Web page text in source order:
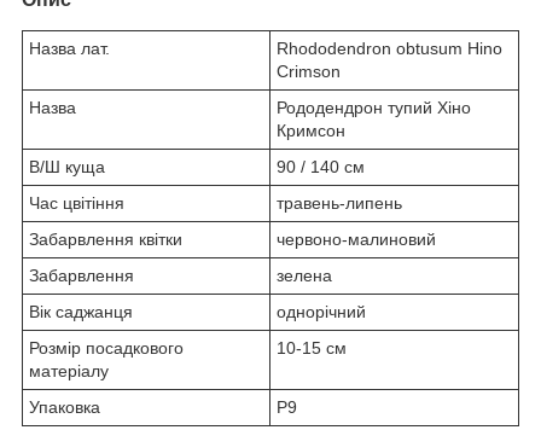
Назва лат.
Rhododendron obtusum Hino
Crimson
Назва
Рододендрон тупий Хіно
Кримсон
В/Ш куща
90 / 140 см
Час цвітіння
травень-липень
Забарвлення квітки
червоно-малиновий
Забарвлення
зелена
Вік саджанця
однорічний
Розмір посадкового
матеріалу
10-15 см
Упаковка Р9